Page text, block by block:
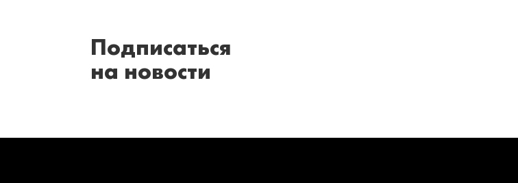
Подписаться
на новости